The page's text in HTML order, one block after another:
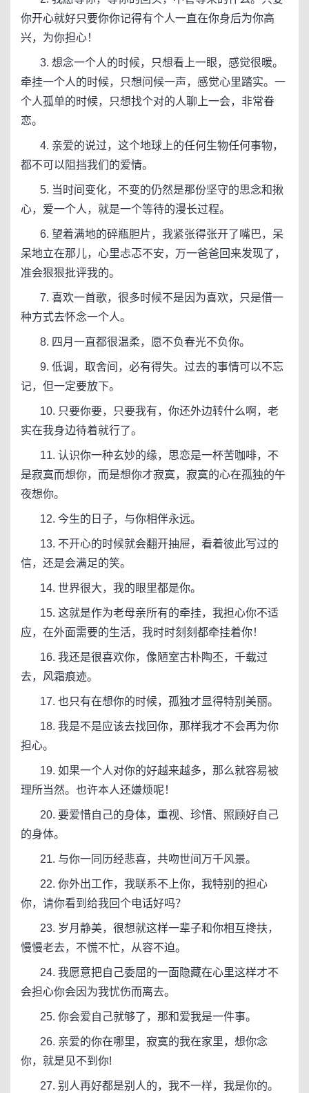
你开心就好只要你你记得有个人一直在你身后为你高
兴，为你担心！
3. 想念一个人的时候，只想看上一眼，感觉很暖。
牵挂一个人的时候，只想问候一声，感觉心里踏实。一
个人孤单的时候，只想找个对的人聊上一会，非常眷
恋。
4. 亲爱的说过，这个地球上的任何生物任何事物，
都不可以阻挡我们的爱情。
5. 当时间变化，不变的仍然是那份坚守的思念和揪
心，爱一个人，就是一个等待的漫长过程。
6. 望着满地的碎瓶胆片，我紧张得张开了嘴巴，呆
呆地立在那儿，心里忐忑不安，万一爸爸回来发现了，
准会狠狠批评我的。
7. 喜欢一首歌，很多时候不是因为喜欢，只是借一
种方式去怀念一个人。
8. 四月一直都很温柔，愿不负春光不负你。
9. 低调，取舍间，必有得失。过去的事情可以不忘
记，但一定要放下。
10. 只要你要，只要我有，你还外边转什么啊，老
实在我身边待着就行了。
11. 认识你一种玄妙的缘，思恋是一杯苦咖啡，不
是寂寞而想你，而是想你才寂寞，寂寞的心在孤独的午
夜想你。
12. 今生的日子，与你相伴永远。
13. 不开心的时候就会翻开抽屉，看着彼此写过的
信，还是会满足的笑。
14. 世界很大，我的眼里都是你。
15. 这就是作为老母亲所有的牵挂，我担心你不适
应，在外面需要的生活，我时时刻刻都牵挂着你！
16. 我还是很喜欢你，像陋室古朴陶丕，千载过
去，风霜痕迹。
17. 也只有在想你的时候，孤独才显得特别美丽。
18. 我是不是应该去找回你，那样我才不会再为你
担心。
19. 如果一个人对你的好越来越多，那么就容易被
理所当然。也许本人还嫌烦呢！​
20. 要爱惜自己的身体，重视、珍惜、照顾好自己
的身体。
21. 与你一同历经悲喜，共吻世间万千风景。
22. 你外出工作，我联系不上你，我特别的担心
你，请你看到给我回个电话好吗？
23. 岁月静美，很想就这样一辈子和你相互搀扶，
慢慢老去，不慌不忙，从容不迫。
24. 我愿意把自己委屈的一面隐藏在心里这样才不
会担心你会因为我忧伤而离去。
25. 你会爱自己就够了，那和爱我是一件事。
26. 亲爱的你在哪里，寂寞的我在家里，想你念
你，就是见不到你!
27. 别人再好都是别人的，我不一样，我是你的。